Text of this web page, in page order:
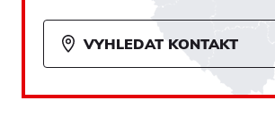
VYHLEDAT KONTAKT